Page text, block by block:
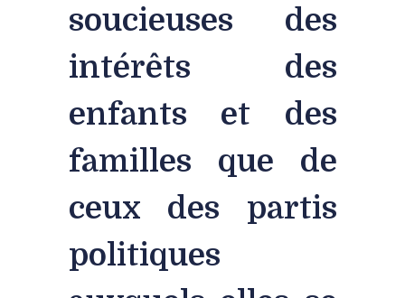
soucieuses des
intérêts des
enfants et des
familles que de
ceux des partis
politiques